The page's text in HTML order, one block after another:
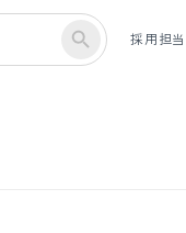
採用担